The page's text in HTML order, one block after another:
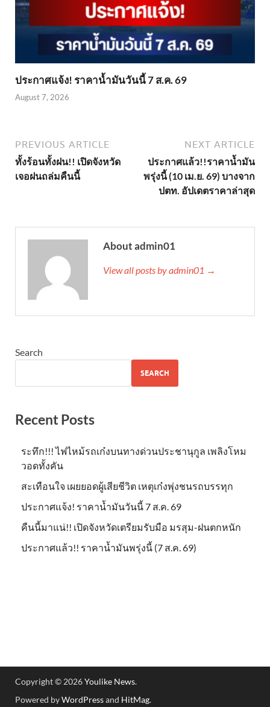
ประกาศแจ้ง! ราคาน้ำมันวันนี้ 7 ส.ค. 69
August 7, 2026
PREVIOUS ARTICLE
ทั้งร้อนทั้งฝน!! เปิดจังหวัด
เจอฝนถล่มคืนนี้
NEXT ARTICLE
ประกาศแล้ว!!ราคาน้ำมัน
พรุ่งนี้ (10 เม.ย. 69) บางจาก
ปตท. อัปเดตราคาล่าสุด
About admin01
View all posts by admin01 →
Search
SEARCH
Recent Posts
ระทึก!!! ไฟไหม้รถเก๋งบนทางด่วนประชานุกูล เพลิงโหม
วอดทั้งคัน
สะเทือนใจ เผยยอดผู้เสียชีวิต เหตุเก๋งพุ่งชนรถบรรทุก
ประกาศแจ้ง! ราคาน้ำมันวันนี้ 7 ส.ค. 69
คืนนี้มาแน่!! เปิดจังหวัดเตรียมรับมือ มรสุม-ฝนตกหนัก
ประกาศแล้ว!! ราคาน้ำมันพรุ่งนี้ (7 ส.ค. 69)
Copyright © 2026Youlike News.
Powered byWordPressand HitMag.